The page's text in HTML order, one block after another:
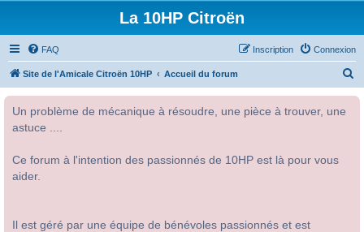
La 10HP Citroën
FAQ Connexion
Inscription
Site de l'Amicale Citroën 10HP Accueil du forum
Un problème de mécanique à résoudre, une pièce à trouver, une
astuce ....
Ce forum à l'intention des passionnés de 10HP est là pour vous
aider.
Il est géré par une équipe de bénévoles passionnés et est